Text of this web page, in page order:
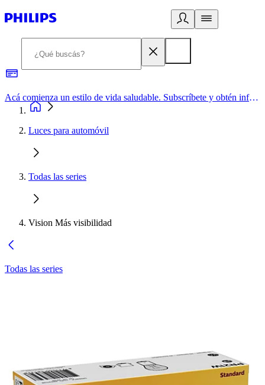
Acá comienza un estilo de vida saludable. Subscríbete y obtén información de primera mano
Luces para automóvil
Todas las series
Vision Más visibilidad
Todas las series